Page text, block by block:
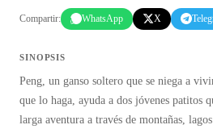
Compartir: WhatsApp X
SINOPSIS
Peng, un ganso soltero que se niega a
que lo haga, ayuda a dos jóvenes patitos
larga aventura a través de montañas,